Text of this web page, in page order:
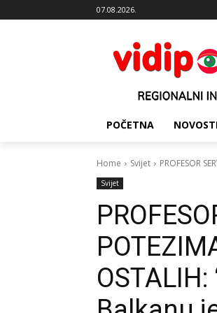
07.08.2026.
POČETNA
Home Svijet PROFESOR
Svijet